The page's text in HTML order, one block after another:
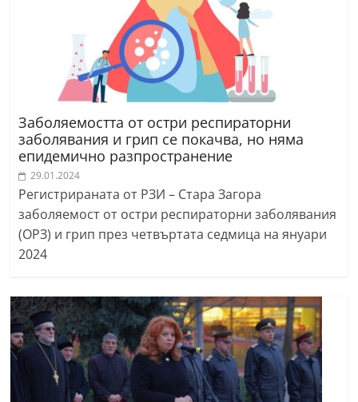
Заболяемостта от остри респираторни
заболявания и грип се покачва, но няма
епидемично разпространение
29.01.2024
Регистрираната от РЗИ – Стара Загора
заболяемост от остри респираторни заболявания
(ОРЗ) и грип през четвъртата седмица на януари
2024